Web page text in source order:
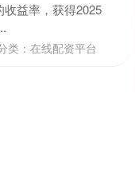
益率，获得2025
类： 在线配资平台